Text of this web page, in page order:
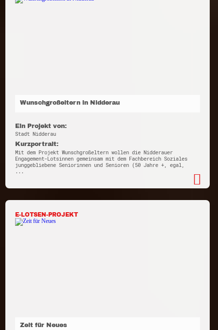
Wunschgroßeltern in Nidderau
Ein Projekt von:
Stadt Nidderau
Kurzportrait:
Mit dem Projekt Wunschgroßeltern wollen die Nidderauer
Engagement-Lotsinnen gemeinsam mit dem Fachbereich Soziales
junggebliebene Seniorinnen und Senioren (50 Jahre +, egal,
...
E-LOTSEN-PROJEKT
Zeit für Neues